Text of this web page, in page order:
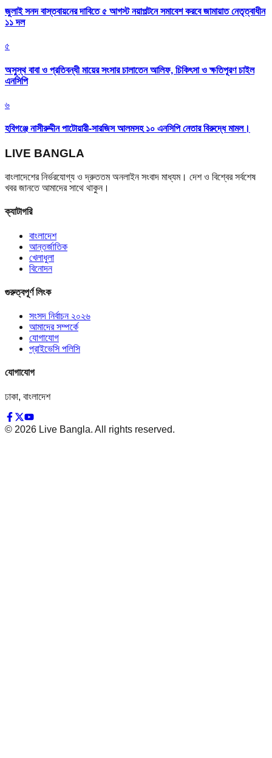
জুলাই সনদ বাস্তবায়নের দাবিতে ৫ আগস্ট নয়াপল্টনে সমাবেশ করবে জামায়াত নেতৃত্বাধীন
১১ দল
৫
অসুস্থ বাবা ও প্রতিবন্ধী মায়ের সংসার চালাতেন আলিফ, চিকিৎসা ও ক্ষতিপূরণ চাইল
এনসিপি
৬
হবিগঞ্জে নাসীরুদ্দীন পাটোয়ারী-সারজিস আলমসহ ১০ এনসিপি নেতার বিরুদ্ধে মামল।
LIVE BANGLA
বাংলাদেশের নির্ভরযোগ্য ও দ্রুততম অনলাইন সংবাদ মাধ্যম। দেশ ও বিশ্বের সর্বশেষ
খবর জানতে আমাদের সাথে থাকুন।
ক্যাটাগরি
বাংলাদেশ
আন্তর্জাতিক
খেলাধুলা
বিনোদন
গুরুত্বপূর্ণ লিংক
সংসদ নির্বাচন ২০২৬
আমাদের সম্পর্কে
যোগাযোগ
প্রাইভেসি পলিসি
যোগাযোগ
ঢাকা, বাংলাদেশ
© 2026 Live Bangla. All rights reserved.